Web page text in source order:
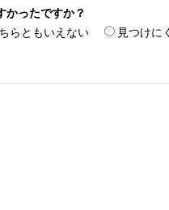
かったですか？
らともいえない 見つけに